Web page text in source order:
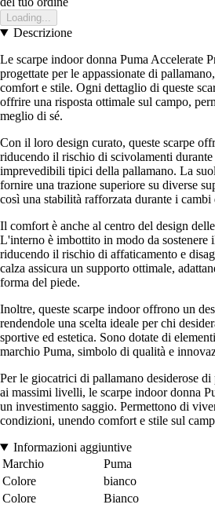
Loading...
Descrizione
Le scarpe indoor donna Puma Accelerate
progettate per le appassionate di
comfort e stile. Ogni dettaglio di queste
offrire una risposta ottimale sul campo,
meglio di sé.
Con il loro design curato, queste scarpe
riducendo il rischio di scivolamenti
imprevedibili tipici della pallamano. La
fornire una trazione superiore su diverse
così una stabilità rafforzata durante i
Il comfort è anche al centro del design
L'interno è imbottito in modo da sostenere
riducendo il rischio di affaticamento e
calza assicura un supporto ottimale,
forma del piede.
Inoltre, queste scarpe indoor offrono un
rendendole una scelta ideale per chi
sportive ed estetica. Sono dotate di
marchio Puma, simbolo di qualità e
Per le giocatrici di pallamano desiderose
ai massimi livelli, le scarpe indoor donna
un investimento saggio. Permettono di
condizioni, unendo comfort e stile sul
Informazioni aggiuntive
Marchio
Puma
Colore
bianco
Colore
Bianco